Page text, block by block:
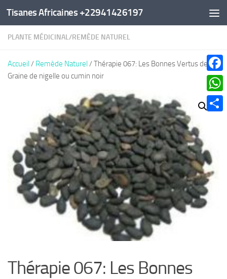
Au dessous du contenu
Tisanes Africaines +22941426197
PLANTE MÉDICINAL/REMÈDE NATUREL
Accueil/ Remède Naturel/ Thérapie 067: Les Bonnes Vertus de la
Graine de nigelle ou cumin noir
Thérapie 067: Les Bonnes